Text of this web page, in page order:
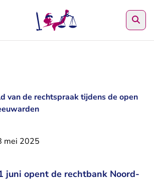
van de rechtspraak tijdens de open
mei 2025
juni opent de rechtbank Noord-